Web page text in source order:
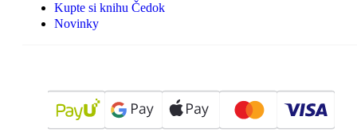
Kupte si knihu Čedok
Novinky